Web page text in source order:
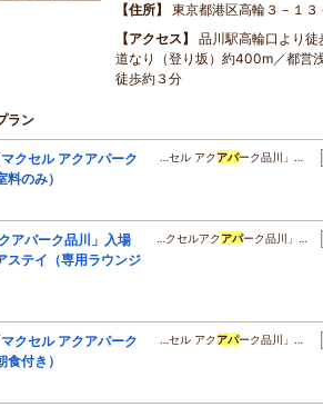
住所
東京都港区高輪３－１３
アクセス
品川駅高輪口より
道なり（登り坂）約400m／都営
徒歩約３分
ラン
クセル アクアパーク
のみ）
…セル アクアパーク品川」…
アパーク品川」入場
ステイ（専用ラウンジ
…クセルアクアパーク品川」…
クセル アクアパーク
付き）
…セル アクアパーク品川」…